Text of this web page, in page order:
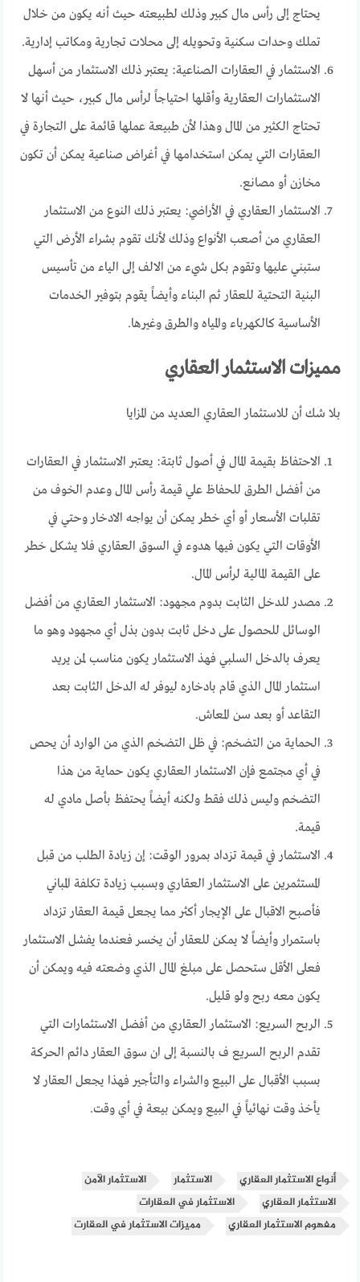
يحتاج إلى رأس مال كبير وذلك لطبيعته حيث أنه يكون من خلال
تملك وحدات سكنية وتحويله إلى محلات تجارية ومكاتب إدارية.
الاستثمار في العقارات الصناعية: يعتبر ذلك الاستثمار من أسهل
الاستثمارات العقارية وأقلها احتياجاً لرأس مال كبير، حيث أنها لا
تحتاج الكثير من المال وهذا لأن طبيعة عملها قائمة على التجارة في
العقارات التي يمكن استخدامها في أغراض صناعية يمكن أن تكون
مخازن أو مصانع.
الاستثمار العقاري في الأراضي: يعتبر ذلك النوع من الاستثمار
العقاري من أصعب الأنواع وذلك لأنك تقوم بشراء الأرض التي
ستبني عليها وتقوم بكل شيء من الالف إلى الياء من تأسيس
البنية التحتية للعقار ثم البناء وأيضاً يقوم بتوفير الخدمات
الأساسية كالكهرباء والمياه والطرق وغيرها.
مميزات الاستثمار العقاري
بلا شك أن للاستثمار العقاري العديد من المزايا
الاحتفاظ بقيمة المال في أصول ثابتة: يعتبر الاستثمار في العقارات
من أفضل الطرق للحفاظ علي قيمة رأس المال وعدم الخوف من
تقلبات الأسعار أو أي خطر يمكن أن يواجه الادخار وحتي في
الأوقات التي يكون فيها هدوء في السوق العقاري فلا يشكل خطر
على القيمة المالية لرأس المال.
مصدر للدخل الثابت بدوم مجهود: الاستثمار العقاري من أفضل
الوسائل للحصول على دخل ثابت بدون بذل أي مجهود وهو ما
يعرف بالدخل السلبي فهذ الاستثمار يكون مناسب لمن يريد
استثمار المال الذي قام بادخاره ليوفر له الدخل الثابت بعد
التقاعد أو بعد سن المعاش.
الحماية من التضخم: في ظل التضخم الذي من الوارد أن يحص
في أي مجتمع فإن الاستثمار العقاري يكون حماية من هذا
التضخم وليس ذلك فقط ولكنه أيضاً يحتفظ بأصل مادي له
قيمة.
الاستثمار في قيمة تزداد بمرور الوقت: إن زيادة الطلب من قبل
المستثمرين على الاستثمار العقاري وبسبب زيادة تكلفة المباني
فأصبح الاقبال على الإيجار أكثر مما يجعل قيمة العقار تزداد
باستمرار وأيضاً لا يمكن للعقار أن يخسر فعندما يفشل الاستثمار
فعلى الأقل ستحصل على مبلغ المال الذي وضعته فيه ويمكن أن
يكون معه ربح ولو قليل.
الربح السريع: الاستثمار العقاري من أفضل الاستثمارات التي
تقدم الربح السريع ف بالنسبة إلى ان سوق العقار دائم الحركة
بسبب الأقبال على البيع والشراء والتأجير فهذا يجعل العقار لا
يأخذ وقت نهائياً في البيع ويمكن بيعة في أي وقت.
أنواع الاستثمار العقاري الاستثمار
الاستثمار الآمن
الاستثمار العقاري
الاستثمار في العقارات
مفهوم الاستثمار العقاري
مميزات الاستثمار في العقارت